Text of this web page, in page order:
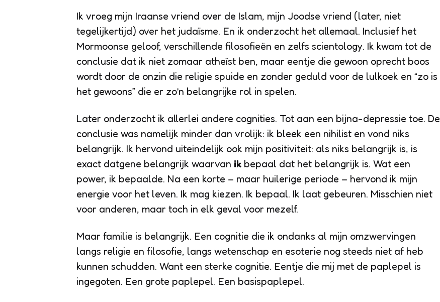
Ik vroeg mijn Iraanse vriend over de Islam, mijn Joodse vriend (later, niet
tegelijkertijd) over het judaïsme. En ik onderzocht het allemaal. Inclusief het
Mormoonse geloof, verschillende filosofieën en zelfs scientology. Ik kwam tot de
conclusie dat ik niet zomaar atheïst ben, maar eentje die gewoon oprecht boos
wordt door de onzin die religie spuide en zonder geduld voor de lulkoek en “zo is
het gewoons” die er zo’n belangrijke rol in spelen.
Later onderzocht ik allerlei andere cognities. Tot aan een bijna-depressie toe. De
conclusie was namelijk minder dan vrolijk: ik bleek een nihilist en vond niks
belangrijk. Ik hervond uiteindelijk ook mijn positiviteit: als niks belangrijk is, is
exact datgene belangrijk waarvan ik bepaal dat het belangrijk is. Wat een
power, ik bepaalde. Na een korte – maar huilerige periode – hervond ik mijn
energie voor het leven. Ik mag kiezen. Ik bepaal. Ik laat gebeuren. Misschien niet
voor anderen, maar toch in elk geval voor mezelf.
Maar familie is belangrijk. Een cognitie die ik ondanks al mijn omzwervingen
langs religie en filosofie, langs wetenschap en esoterie nog steeds niet af heb
kunnen schudden. Want een sterke cognitie. Eentje die mij met de paplepel is
ingegoten. Een grote paplepel. Een basispaplepel.